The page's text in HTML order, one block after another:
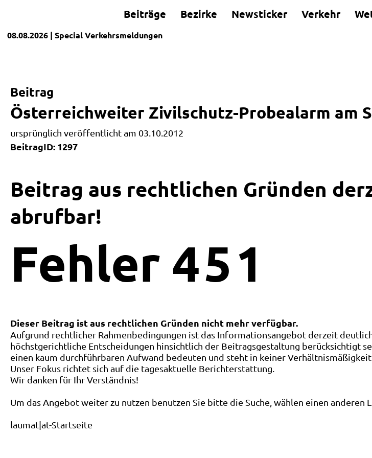
Beiträge Bezirke Newsticker Verkehr
08.08.2026 | SpecialVerkehrsmeldungen
Beitrag
Österreichweiter Zivilschutz-Probealarm am
ursprünglich veröffentlicht am 03.10.2012
BeitragID: 1297
Beitrag aus rechtlichen Gründen
abrufbar!
Fehler 4 5 1
Dieser Beitrag ist aus rechtlichen Gründen nicht mehr verfügbar.
Aufgrund rechtlicher Rahmenbedingungen ist das Informationsangebot derzeit
höchstgerichtliche Entscheidungen hinsichtlich der Beitragsgestaltung berücksichtigt
einen kaum durchführbaren Aufwand bedeuten und steht in keiner
Unser Fokus richtet sich auf die tagesaktuelle Berichterstattung.
Wir danken für Ihr Verständnis!
Um das Angebot weiter zu nutzen benutzen Sie bitte die Suche, wählen einen anderen
laumat|at-Startseite